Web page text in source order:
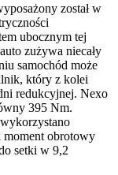
został w
ubocznym tej
zużywa niecały
samochód może
który z kolei
redukcyjnej. Nexo
395 Nm.
obrotowy
setki w 9,2